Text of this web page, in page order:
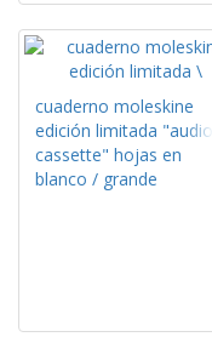
cuaderno moleskine
edición limitada "audio
cassette" hojas en
blanco / grande